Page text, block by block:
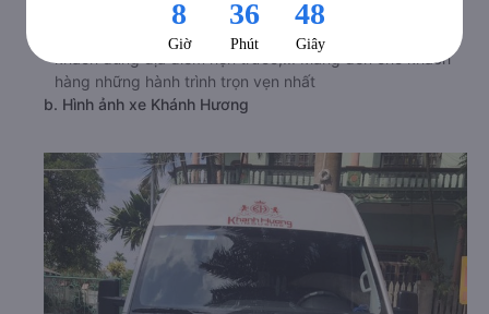
từng bước hoàn thiện chất lượng dịch vụ. Cam kết xuất
bến đúng giờ, di chuyển đúng thời gian dự kiến, đón/trả
khách đúng địa điểm hẹn trước,... Mang đến cho khách
hàng những hành trình trọn vẹn nhất
b. Hình ảnh xe Khánh Hương